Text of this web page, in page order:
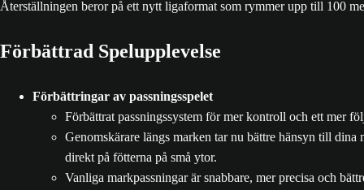
Återställningen beror på ett nytt ligaformat som rymmer upp till 100
Förbättrad Spelupplevelse
Förbättringar av passningsspelet
Förbättrat passningssystem för mer kontroll och ett mer
Genomskärare längs marken tar nu bättre hänsyn till
direkt på fötterna på små ytor.
Vanliga markpassningar är snabbare, mer precisa och